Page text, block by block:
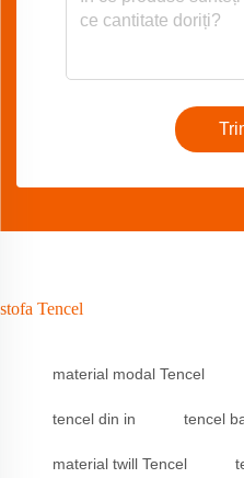
stofa Tencel
material modal Tencel
tencel din in tencel
material twill Tencel